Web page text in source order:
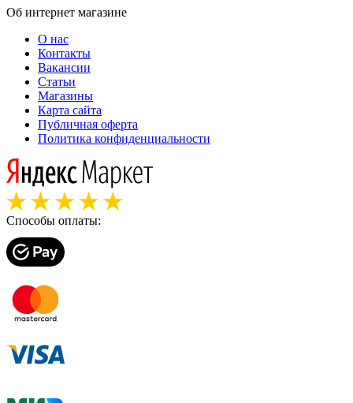
Об интернет магазине
О нас
Контакты
Вакансии
Статьи
Магазины
Карта сайта
Публичная оферта
Политика конфиденциальности
Способы оплаты: